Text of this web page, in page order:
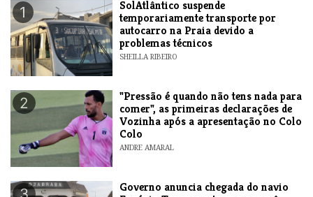
1
SolAtlântico suspende
temporariamente transporte por
autocarro na Praia devido a
problemas técnicos
SHEILLA RIBEIRO
2
"Pressão é quando não tens nada para
comer", as primeiras declarações de
Vozinha após a apresentação no Colo
Colo
ANDRE AMARAL
Governo anuncia chegada do navio